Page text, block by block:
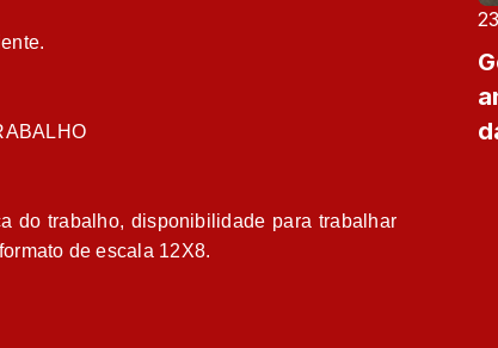
do trabalho, disponibilidade para trabalhar
de escala 12X8.